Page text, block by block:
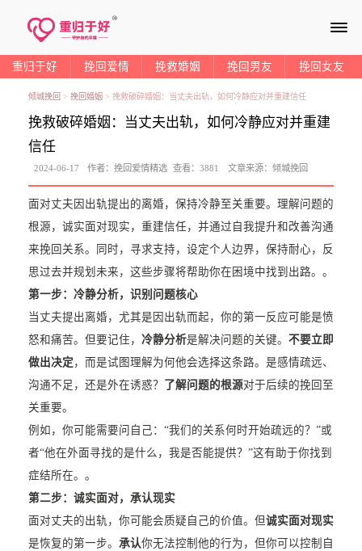
≡
重归于好 挽回爱情 挽救婚姻 挽回男友 挽回女友
倾城挽回 > 挽回婚姻 > 挽救破碎婚姻：当丈夫出轨，如何冷静应对并重建信任
挽救破碎婚姻：当丈夫出轨，如何冷静应对并重建
信任
2024-06-17 作者：挽回爱情精选 查看：3881 文章来源： 倾城挽回
面对丈夫因出轨提出的离婚，保持冷静至关重要。理解问题的
根源，诚实面对现实，重建信任，并通过自我提升和改善沟通
来挽回关系。同时，寻求支持，设定个人边界，保持耐心，反
思过去并规划未来，这些步骤将帮助你在困境中找到出路。。
第一步：冷静分析，识别问题核心
当丈夫提出离婚，尤其是因出轨而起，你的第一反应可能是愤
怒和痛苦。但要记住， 冷静分析是解决问题的关键。 不要立即
做出决定 ，而是试图理解为何他会选择这条路。是感情疏远、
沟通不足，还是外在诱惑？
了解问题的根源对于后续的挽回至
关重要。
例如，你可能需要问自己：“我们的关系何时开始疏远的？”或
者“他在外面寻找的是什么，我是否能提供？”这有助于你找到
症结所在。。
第二步：诚实面对，承认现实
面对丈夫的出轨，你可能会质疑自己的价值。但诚实面对现实
是恢复的第一步。 承认你无法控制他的行为，但你可以控制自